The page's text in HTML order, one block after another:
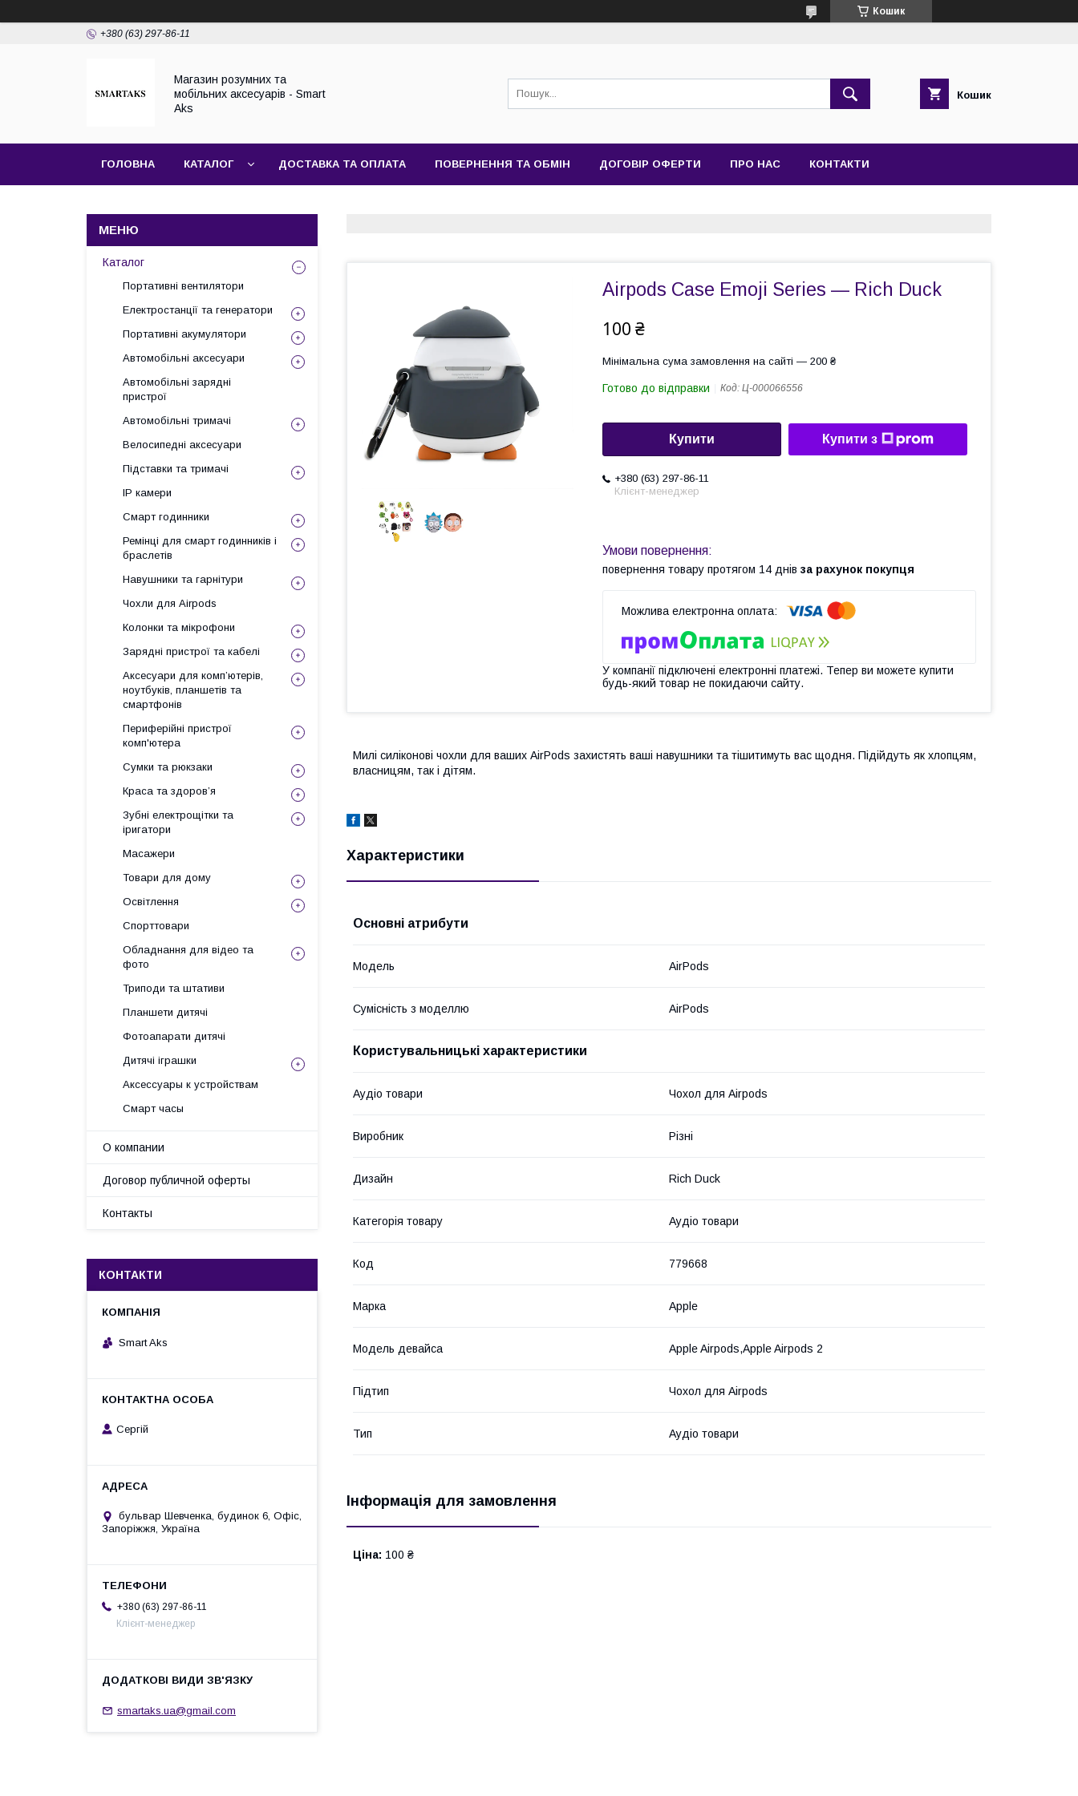
Кошик
+380 (63) 297-86-11
Магазин розумних та
мобільних аксесуарів - Smart
Aks
Кошик
ГОЛОВНА КАТАЛОГ ДОСТАВКА ТА ОПЛАТА ПОВЕРНЕННЯ ТА ОБМІН ДОГОВІР ОФЕРТИ ПРО НАС КОНТАКТИ
Airpods Case Emoji Series — Rich Duck
100 ₴
Мінімальна сума замовлення на сайті — 200 ₴
Готово до відправки Код: Ц-000066556
Купити Купити з
+380 (63) 297-86-11
Клієнт-менеджер
повернення товару протягом 14 днів за рахунок покупця
У компанії підключені електронні платежі. Тепер ви можете купити
будь-який товар не покидаючи сайту.
Милі силіконові чохли для ваших AirPods захистять ваші навушники та тішитимуть вас щодня. Підійдуть як хлопцям,
власницям, так і дітям.
Характеристики
Основні атрибути
Модель AirPods
Сумісність з моделлю AirPods
Користувальницькі характеристики
Аудіо товари Чохол для Airpods
Виробник Різні
Дизайн Rich Duck
Категорія товару Аудіо товари
Код 779668
Марка Apple
Модель девайса Apple Airpods,Apple Airpods 2
Підтип Чохол для Airpods
Тип Аудіо товари
Інформація для замовлення
Ціна: 100 ₴
Каталог
Портативні вентилятори
Електростанції та генератори
Портативні акумулятори
Автомобільні аксесуари
Автомобільні зарядні
пристрої
Автомобільні тримачі
Велосипедні аксесуари
Підставки та тримачі
IP камери
Смарт годинники
Ремінці для смарт годинників і
браслетів
Навушники та гарнітури
Чохли для Airpods
Колонки та мікрофони
Зарядні пристрої та кабелі
Аксесуари для комп’ютерів,
ноутбуків, планшетів та
смартфонів
Периферійні пристрої
комп'ютера
Сумки та рюкзаки
Краса та здоров’я
Зубні електрощітки та
іригатори
Масажери
Товари для дому
Освітлення
Спорттовари
Обладнання для відео та
фото
Триподи та штативи
Планшети дитячі
Фотоапарати дитячі
Дитячі іграшки
Аксессуары к устройствам
Смарт часы
О компании
Договор публичной оферты
Контакты
КОНТАКТИ
Smart Aks
Cергій
бульвар Шевченка, будинок 6, Офіс,
Запоріжжя, Україна
+380 (63) 297-86-11
Клієнт-менеджер
smartaks.ua@gmail.com